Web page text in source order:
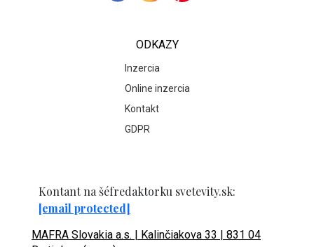
ODKAZY
Inzercia
Online inzercia
Kontakt
GDPR
Kontant na šéfredaktorku svetevity.sk:
[email protected]
MAFRA Slovakia a.s. | Kalinčiakova 33 | 831 04